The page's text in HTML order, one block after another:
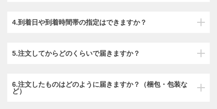
4.到着日や到着時間帯の指定はできますか？
5.注文してからどのくらいで届きますか？
6.注文したものはどのように届きますか？（梱包・包装な
ど）